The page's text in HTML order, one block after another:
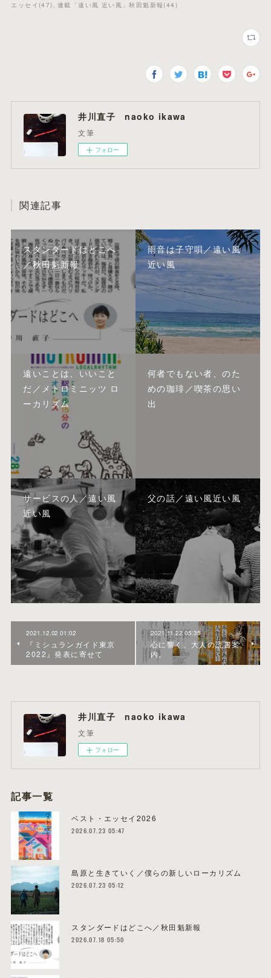
エッセイ (47) 連載「遠い風 近い風」秋田魁新報 (44 )
井川直子 naoko ikawa
文筆
フォロー
関連記事
スタンダードはどこへ
／秋田魁新報
雨音は子守唄／遠い風
近い風
遠いことは、いいこと
だ／メトロミニッツ ロ
ーカリズム
何者でもない者、のた
めの珈琲／喫茶の思い
出
サービスの人／遠い風
近い風
父の話／遠い風近い風
2021.12.02 01:02
『ミシュランガイド東京
2022』発表に寄せて
2021.11.22 05:35
心に響く、大人の読書案
内。
井川直子 naoko ikawa
文筆
フォロー
記事一覧
ベスト・エッセイ2026
2026.07.23 05:47
島原と生きていく／僕らの新しいローカリズム
2026.07.23 05:12
スタンダードはどこへ／秋田魁新報
2026.07.18 05:50